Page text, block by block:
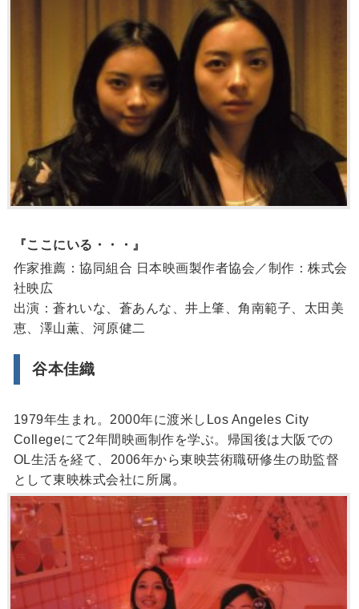
『ここにいる・・・』
作家推薦：協同組合 日本映画製作者協会／制作：株式会
社映広
出演：蒼れいな、蒼あんな、井上肇、角南範子、太田美
恵、澤山薫、河原健二
谷本佳織
1979年生まれ。2000年に渡米しLos Angeles City
Collegeにて2年間映画制作を学ぶ。帰国後は大阪での
OL生活を経て、2006年から東映芸術職研修生の助監督
として東映株式会社に所属。